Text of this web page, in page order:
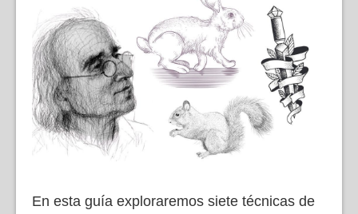
En esta guía exploraremos siete técnicas de